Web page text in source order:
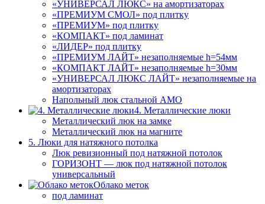
«УНИВЕРСАЛ ЛЮКС» на амортизаторах
«ПРЕМИУМ СМОЛ» под плитку
«ПРЕМИУМ» под плитку
«КОМПАКТ» под ламинат
«ЛИДЕР» под плитку
«ПРЕМИУМ ЛАЙТ» незаполняемые h=54мм
«КОМПАКТ ЛАЙТ» незаполняемые h=30мм
«УНИВЕРСАЛ ЛЮКС ЛАЙТ» незаполняемые на
амортизаторах
Напольный люк стальной АМО
4. Металлические люки
Металлический люк на замке
Металлический люк на магните
5. Люки для натяжного потолка
Люк ревизионный под натяжной потолок
ГОРИЗОНТ — люк под натяжной потолок
универсальный
Облако меток
под ламинат